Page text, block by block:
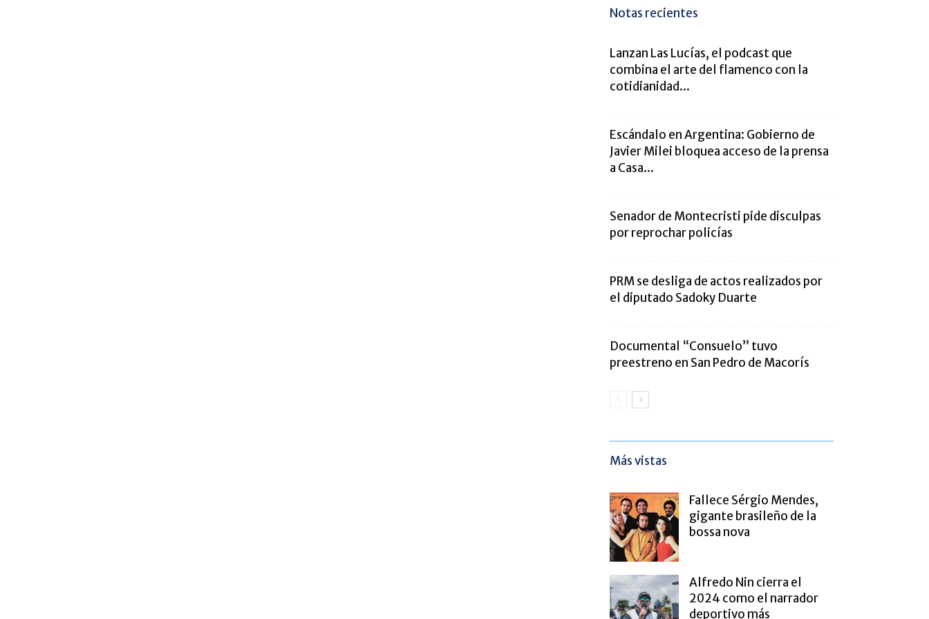
Notas recientes
Lanzan Las Lucías, el podcast que
combina el arte del flamenco con la
cotidianidad...
Escándalo en Argentina: Gobierno de
Javier Milei bloquea acceso de la prensa
a Casa...
Senador de Montecristi pide disculpas
por reprochar policías
PRM se desliga de actos realizados por
el diputado Sadoky Duarte
Documental “Consuelo” tuvo
preestreno en San Pedro de Macorís
Más vistas
Fallece Sérgio Mendes,
gigante brasileño de la
bossa nova
Alfredo Nin cierra el
2024 como el narrador
deportivo más